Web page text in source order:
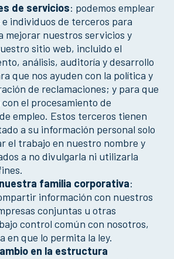
de servicios: podemos emplear
e individuos de terceros para
mejorar nuestros servicios y
sitio web, incluido el
análisis, auditoría y desarrollo
que nos ayuden con la política y
de reclamaciones; y para que
el procesamiento de
empleo. Estos terceros tienen
a su información personal solo
el trabajo en nuestro nombre y
a no divulgarla ni utilizarla
familia corporativa:
información con nuestros
conjuntas u otras
control común con nosotros,
en que lo permita la ley.
en la estructura